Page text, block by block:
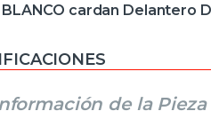
BLANCO cardan Delantero
de la Pieza